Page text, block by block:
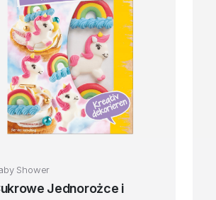
Shower
Jednorożce i